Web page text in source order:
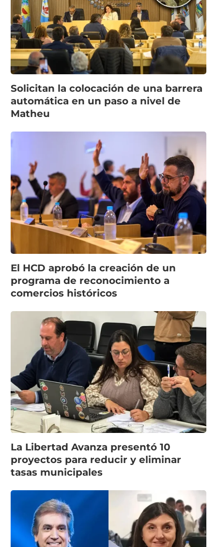
Solicitan la colocación de una barrera
automática en un paso a nivel de
Matheu
El HCD aprobó la creación de un
programa de reconocimiento a
comercios históricos
La Libertad Avanza presentó 10
proyectos para reducir y eliminar
tasas municipales